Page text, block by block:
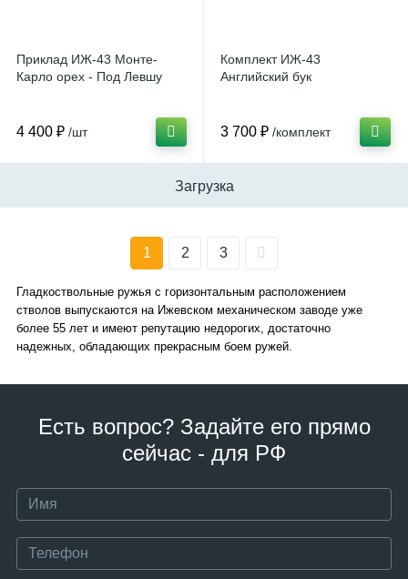
Приклад ИЖ-43 Монте-
Карло орех - Под Левшу
4 400 ₽ /шт
Комплект ИЖ-43
Английский бук
3 700 ₽ /комплект
Загрузка
1 2 3
Гладкоствольные ружья с горизонтальным расположением
стволов выпускаются на Ижевском механическом заводе уже
более 55 лет и имеют репутацию недорогих, достаточно
надежных, обладающих прекрасным боем ружей.
Есть вопрос? Задайте его прямо
сейчас - для РФ